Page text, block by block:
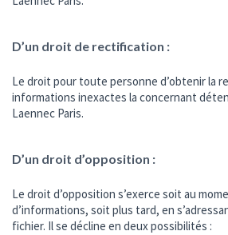
D’un droit de rectification :
Le droit pour toute personne d’obtenir la
informations inexactes la concernant
Laennec Paris.
D’un droit d’opposition :
Le droit d’opposition s’exerce soit au
d’informations, soit plus tard, en
fichier. Il se décline en deux possibilités :